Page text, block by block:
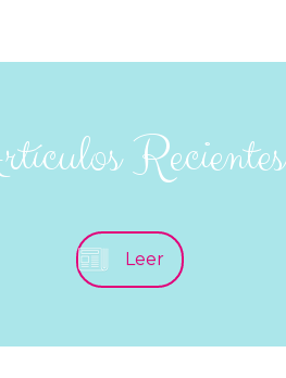
Recientes
Leer